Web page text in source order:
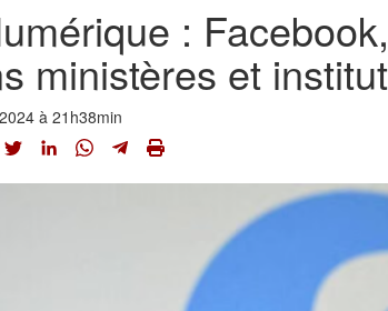
:
ministères et
à 21h38min